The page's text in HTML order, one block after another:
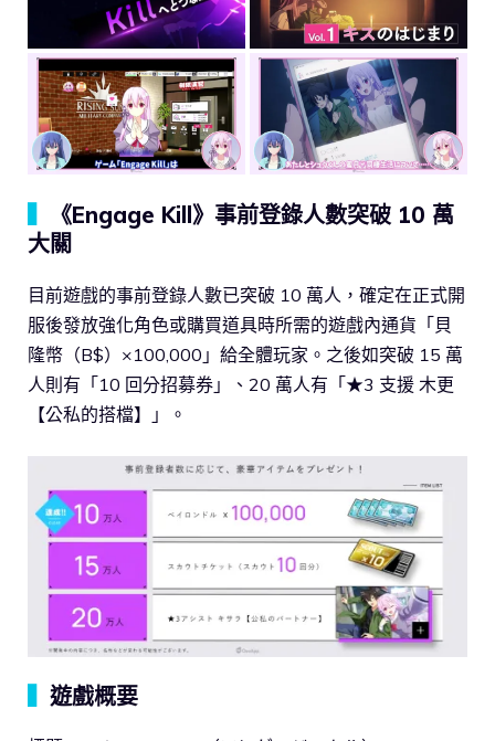
《Engage Kill》事前登錄人數突破 10 萬
大關
目前遊戲的事前登錄人數已突破 10 萬人，確定在正式開
服後發放強化角色或購買道具時所需的遊戲內通貨「貝
隆幣（B$）×100,000」給全體玩家。之後如突破 15 萬
人則有「10 回分招募券」、20 萬人有「★3 支援 木更
【公私的搭檔】」。
遊戲概要